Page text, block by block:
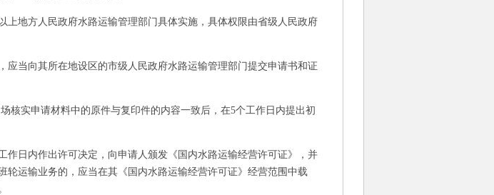
地方人民政府水路运输管理部门具体实施，具体权限由省级人民政府
向其所在地设区的市级人民政府水路运输管理部门提交申请书和证
实申请材料中的原件与复印件的内容一致后，在5个工作日内提出初
内作出许可决定，向申请人颁发《国内水路运输经营许可证》，并
运输业务的，应当在其《国内水路运输经营许可证》经营范围中载